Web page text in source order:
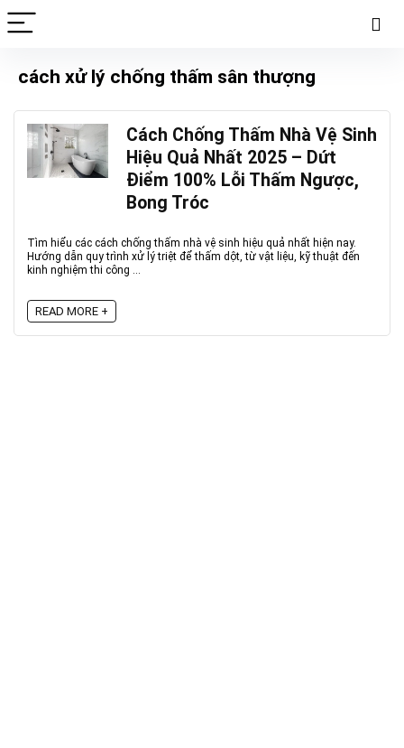
cách xử lý chống thấm sân thượng
Cách Chống Thấm Nhà Vệ Sinh
Hiệu Quả Nhất 2025 – Dứt
Điểm 100% Lỗi Thấm Ngược,
Bong Tróc
Tìm hiểu các cách chống thấm nhà vệ sinh hiệu quả nhất hiện nay.
Hướng dẫn quy trình xử lý triệt để thấm dột, từ vật liệu, kỹ thuật đến
kinh nghiệm thi công ...
READ MORE +